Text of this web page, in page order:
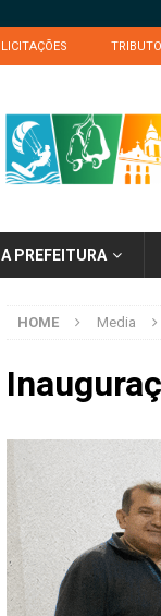
LICITAÇÕES
A PREFEITURA
HOME Media